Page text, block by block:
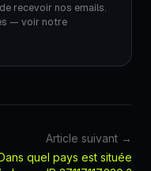
recevoir nos emails.
— voir notre
Article suivant →
quel pays est située